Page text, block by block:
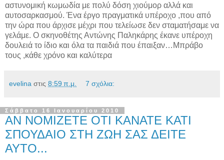
αστυνομική κωμωδία με πολύ δόση χιούμορ αλλά και
αυτοσαρκασμού. Ένα έργο πραγματικά υπέροχο ,που από
την ώρα που άρχισε μέχρι που τελείωσε δεν σταματήσαμε να
γελάμε. Ο σκηνοθέτης Αντώνης Παληκάρης έκανε υπέροχη
δουλειά το ίδιο και όλα τα παιδιά που έπαιξαν…Μπράβο
τους ,κάθε χρόνο και καλύτερα
evelina στις 8:59 π.μ. 7 σχόλια:
Σάββατο 16 Ιανουαρίου 2010
ΑΝ ΝΟΜΙΖΕΤΕ ΟΤΙ ΚΑΝΑΤΕ ΚΑΤΙ
ΣΠΟΥΔΑΙΟ ΣΤΗ ΖΩΗ ΣΑΣ ΔΕΙΤΕ
ΑΥΤΟ...